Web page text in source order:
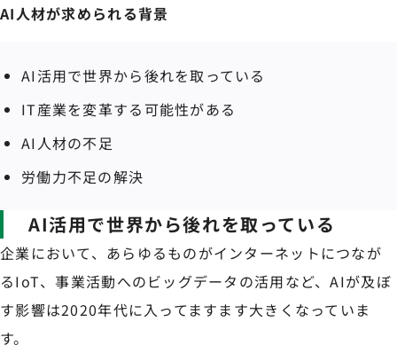
AI人材が求められる背景
AI活用で世界から後れを取っている
IT産業を変革する可能性がある
AI人材の不足
労働力不足の解決
AI活用で世界から後れを取っている
企業において、あらゆるものがインターネットにつなが
るIoT、事業活動へのビッグデータの活用など、AIが及ぼ
す影響は2020年代に入ってますます大きくなっていま
す。